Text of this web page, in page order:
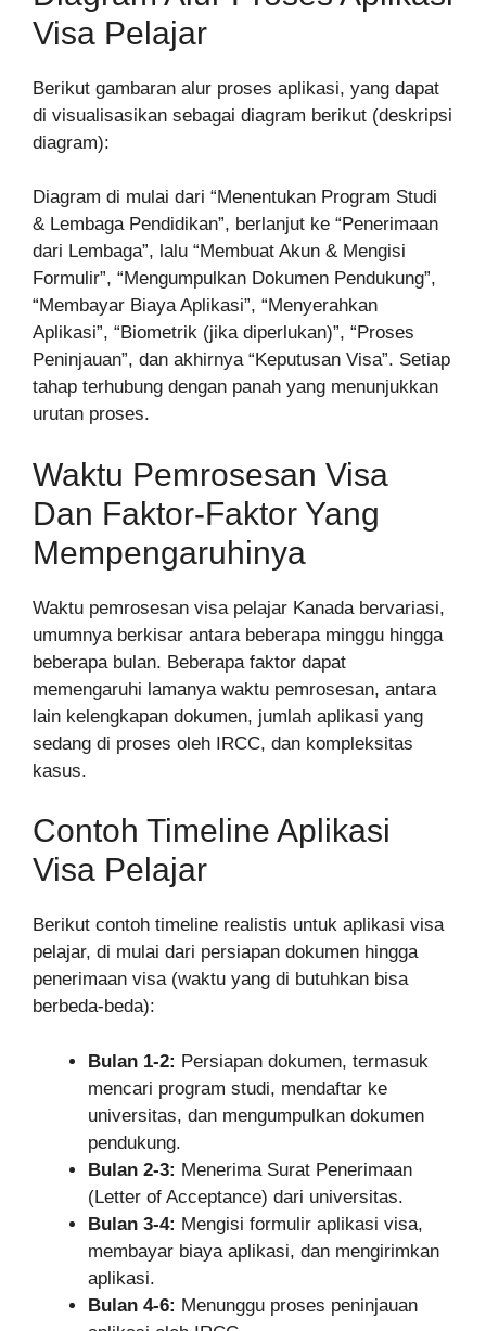
Visa Pelajar
Berikut gambaran alur proses aplikasi, yang dapat
di visualisasikan sebagai diagram berikut (deskripsi
diagram):
Diagram di mulai dari “Menentukan Program Studi
& Lembaga Pendidikan”, berlanjut ke “Penerimaan
dari Lembaga”, lalu “Membuat Akun & Mengisi
Formulir”, “Mengumpulkan Dokumen Pendukung”,
“Membayar Biaya Aplikasi”, “Menyerahkan
Aplikasi”, “Biometrik (jika diperlukan)”, “Proses
Peninjauan”, dan akhirnya “Keputusan Visa”. Setiap
tahap terhubung dengan panah yang menunjukkan
urutan proses.
Waktu Pemrosesan Visa
Dan Faktor-Faktor Yang
Mempengaruhinya
Waktu pemrosesan visa pelajar Kanada bervariasi,
umumnya berkisar antara beberapa minggu hingga
beberapa bulan. Beberapa faktor dapat
memengaruhi lamanya waktu pemrosesan, antara
lain kelengkapan dokumen, jumlah aplikasi yang
sedang di proses oleh IRCC, dan kompleksitas
kasus.
Contoh Timeline Aplikasi
Visa Pelajar
Berikut contoh timeline realistis untuk aplikasi visa
pelajar, di mulai dari persiapan dokumen hingga
penerimaan visa (waktu yang di butuhkan bisa
berbeda-beda):
Bulan 1-2: Persiapan dokumen, termasuk
mencari program studi, mendaftar ke
universitas, dan mengumpulkan dokumen
pendukung.
Bulan 2-3: Menerima Surat Penerimaan
(Letter of Acceptance) dari universitas.
Bulan 3-4: Mengisi formulir aplikasi visa,
membayar biaya aplikasi, dan mengirimkan
aplikasi.
Bulan 4-6: Menunggu proses peninjauan